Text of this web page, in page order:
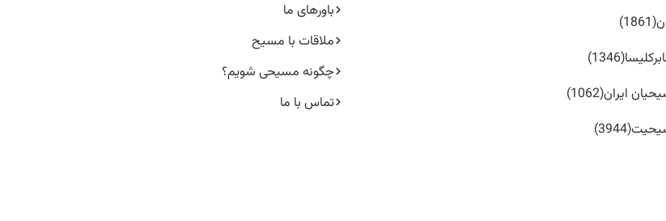
(1861)
(1346)
ایران(1062)
(3944)
باورهای ما
ملاقات با مسیح
چگونه مسیحی شویم؟
تماس با ما